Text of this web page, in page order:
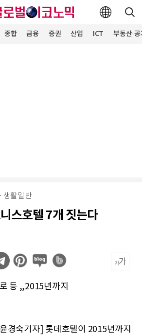
종합 금융 증권 산업 ICT 부동산·
생활일반
스호텔 7개 짓는다
등 ,,2015년까지
경숙기자] 롯데호텔이 2015년까지